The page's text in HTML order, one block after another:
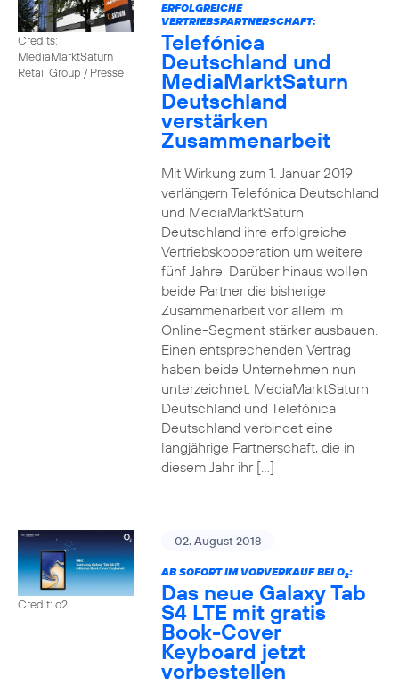
Credits:
MediaMarktSaturn
Retail Group / Presse
ERFOLGREICHE
VERTRIEBSPARTNERSCHAFT:
Telefónica
Deutschland und
MediaMarktSaturn
Deutschland
verstärken
Zusammenarbeit
Mit Wirkung zum 1. Januar 2019
verlängern Telefónica Deutschland
und MediaMarktSaturn
Deutschland ihre erfolgreiche
Vertriebskooperation um weitere
fünf Jahre. Darüber hinaus wollen
beide Partner die bisherige
Zusammenarbeit vor allem im
Online-Segment stärker ausbauen.
Einen entsprechenden Vertrag
haben beide Unternehmen nun
unterzeichnet. MediaMarktSaturn
Deutschland und Telefónica
Deutschland verbindet eine
langjährige Partnerschaft, die in
diesem Jahr ihr […]
Credit: o2
02. August 2018
AB SOFORT IM VORVERKAUF BEI O2:
Das neue Galaxy Tab
S4 LTE mit gratis
Book-Cover
Keyboard jetzt
vorbestellen